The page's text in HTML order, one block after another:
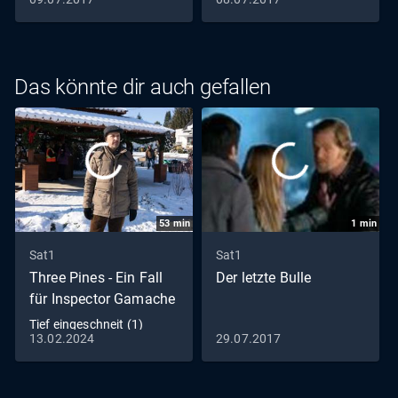
Das könnte dir auch gefallen
53min
Sat1
Three Pines - Ein Fall
für Inspector Gamache
Tief eingeschneit (1)
13.02.2024
1 min
Sat1
Der letzte Bulle
29.07.2017